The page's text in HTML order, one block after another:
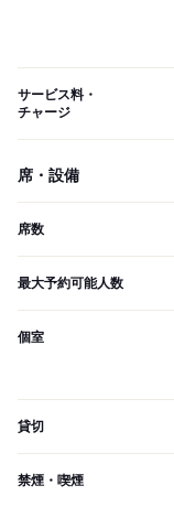
サービス料・
チャージ
席・設備
席数
最大予約可能人数
個室
貸切
禁煙・喫煙